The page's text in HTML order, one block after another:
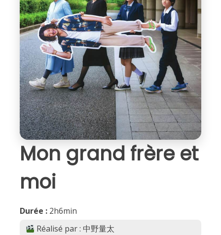
Mon grand frère et
moi
Durée : 2h6min
Réalisé par : 中野量太